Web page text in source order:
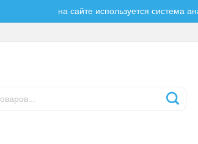
на сайте используется система